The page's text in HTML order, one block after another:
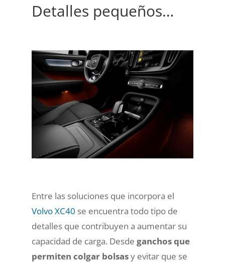
Detalles pequeños…
Entre las soluciones que incorpora el
Volvo XC40 se encuentra todo tipo de
detalles que contribuyen a aumentar su
capacidad de carga. Desde ganchos que
permiten colgar bolsasy evitar que se